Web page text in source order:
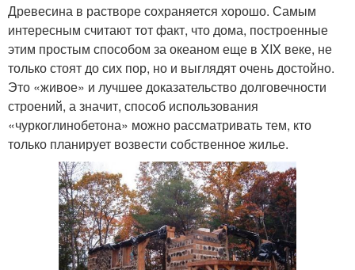
Древесина в растворе сохраняется хорошо. Самым
интересным считают тот факт, что дома, построенные
этим простым способом за океаном еще в XIX веке, не
только стоят до сих пор, но и выглядят очень достойно.
Это «живое» и лучшее доказательство долговечности
строений, а значит, способ использования
«чуркоглинобетона» можно рассматривать тем, кто
только планирует возвести собственное жилье.